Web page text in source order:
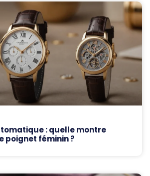
: quelle montre
poignet féminin ?